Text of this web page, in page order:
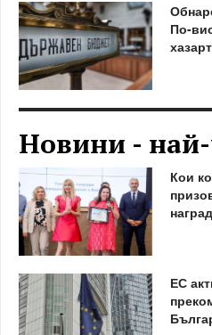
По-
Новини -
Кои
ЕС